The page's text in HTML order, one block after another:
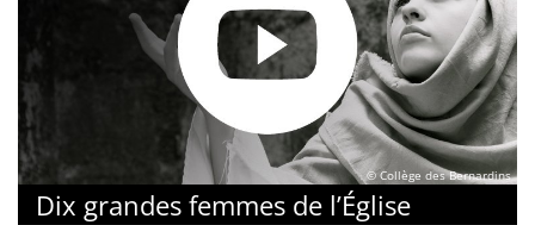
© Collège des Bernardins
Dix grandes femmes de l’Église